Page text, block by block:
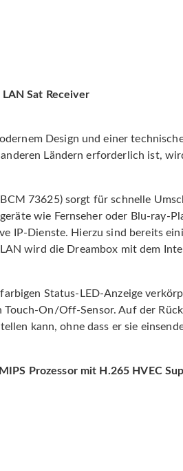
Sat Receiver
Design und einer
Ländern erforderlich ist,
73625) sorgt für schnelle
wie Fernseher oder Blu-
IP-Dienste. Hierzu sind bereits
wird die Dreambox mit dem
Status-LED-Anzeige
On/Off-Sensor. Auf der
kann, ohne dass er sie
Prozessor mit H.265 HVEC